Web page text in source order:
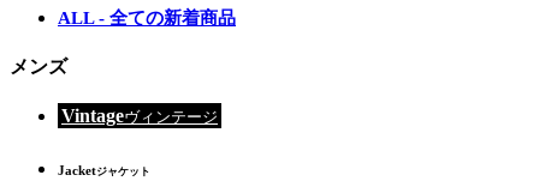
ALL - 全ての新着商品
メンズ
Vintageヴィンテージ
Jacketジャケット